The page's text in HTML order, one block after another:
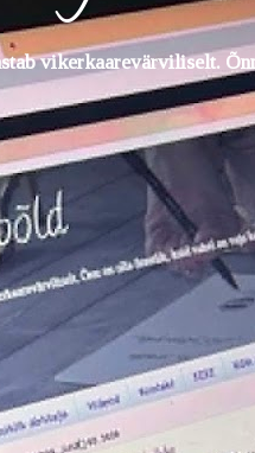
vikerkaarevärviliselt.